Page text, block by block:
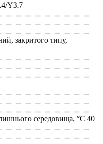
Y3.7
закритого типу,
середовища, °C 40